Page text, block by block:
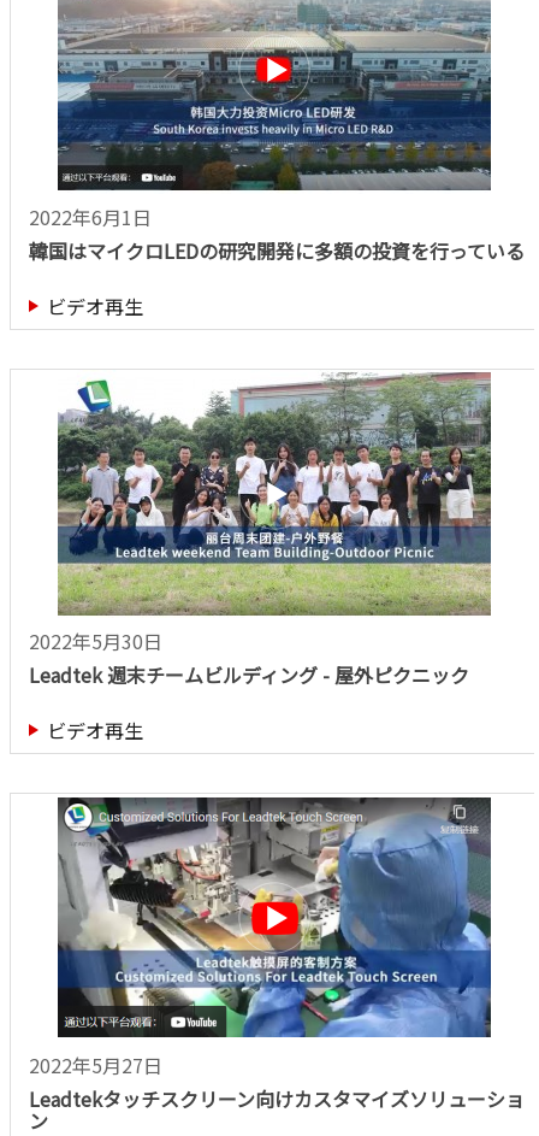
2022年6月1日
韓国はマイクロLEDの研究開発に多額の投資を行っている
ビデオ再生
2022年5月30日
Leadtek 週末チームビルディング - 屋外ピクニック
ビデオ再生
2022年5月27日
Leadtekタッチスクリーン向けカスタマイズソリューショ
ン